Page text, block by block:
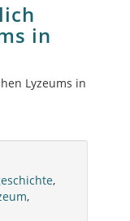
in
Lyzeums in
,
,